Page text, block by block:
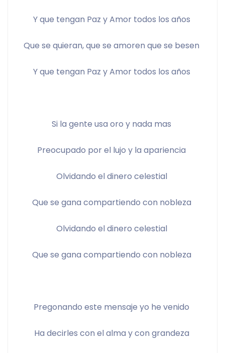
Y que tengan Paz y Amor todos los años
Que se quieran, que se amoren que se besen
Y que tengan Paz y Amor todos los años
Si la gente usa oro y nada mas
Preocupado por el lujo y la apariencia
Olvidando el dinero celestial
Que se gana compartiendo con nobleza
Olvidando el dinero celestial
Que se gana compartiendo con nobleza
Pregonando este mensaje yo he venido
Ha decirles con el alma y con grandeza